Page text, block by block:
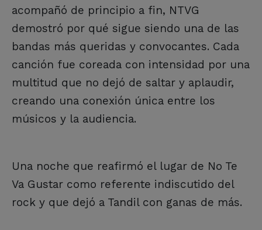
acompañó de principio a fin, NTVG
demostró por qué sigue siendo una de las
bandas más queridas y convocantes. Cada
canción fue coreada con intensidad por una
multitud que no dejó de saltar y aplaudir,
creando una conexión única entre los
músicos y la audiencia.
Una noche que reafirmó el lugar de No Te
Va Gustar como referente indiscutido del
rock y que dejó a Tandil con ganas de más.